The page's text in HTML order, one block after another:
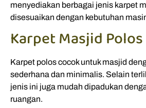
menyediakan berbagai jenis karpet
disesuaikan dengan kebutuhan
Karpet Masjid Polos
Karpet polos cocok untuk masjid
sederhana dan minimalis. Selain
jenis ini juga mudah dipadukan
ruangan.